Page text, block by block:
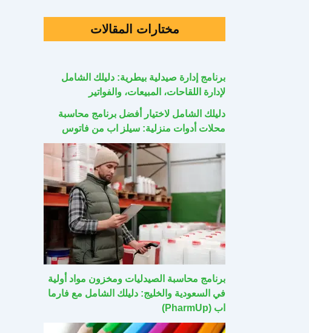
مختارات المقالات
برنامج إدارة صيدلية بيطرية: دليلك الشامل
لإدارة اللقاحات، المبيعات، والفواتير
دليلك الشامل لاختيار أفضل برنامج محاسبة
محلات أدوات منزلية: سيلز اب من فاتوس
برنامج محاسبة الصيدليات ومخزون مواد أولية
في السعودية والخليج: دليلك الشامل مع فارما
اب (PharmUp)